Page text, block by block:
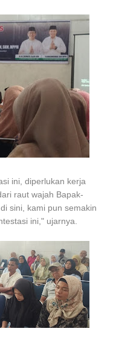
ini, diperlukan kerja
raut wajah Bapak-
sini, kami pun semakin
ini," ujarnya.